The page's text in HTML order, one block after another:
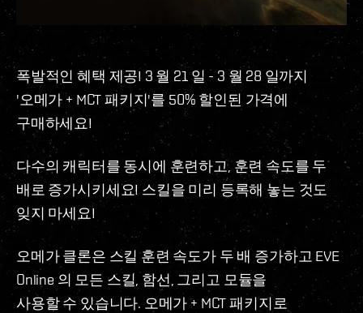
폭발적인 혜택 제공! 3 월 21 일 - 3 월 28 일까지
'오메가 + MCT 패키지'를 50% 할인된 가격에
구매하세요!
다수의 캐릭터를 동시에 훈련하고, 훈련 속도를 두
배로 증가시키세요! 스킬을 미리 등록해 놓는 것도
잊지 마세요!
오메가 클론은 스킬 훈련 속도가 두 배 증가하고 EVE
Online 의 모든 스킬, 함선, 그리고 모듈을
사용할 수 있습니다. 오메가 + MCT 패키지로